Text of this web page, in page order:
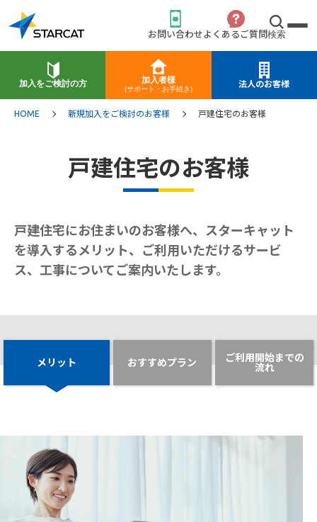
お問い合わせ よくあるご質問検索
加入をご検討の方 加入者様
(サポート・お手続き)
法人のお客様
HOME 新規加入をご検討のお客様 戸建住宅のお客様
戸建住宅のお客様
戸建住宅にお住まいのお客様へ、スターキャット
を導入するメリット、ご利用いただけるサービ
ス、工事についてご案内いたします。
メリット おすすめプラン
ご利用開始までの
流れ